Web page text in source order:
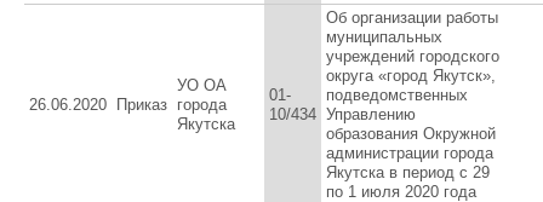
26.06.2020 Приказ
УО ОА
города
Якутска
01-
10/434
Об организации работы
муниципальных
учреждений городского
округа «город Якутск»,
подведомственных
Управлению
образования Окружной
администрации города
Якутска в период с 29
по 1 июля 2020 года